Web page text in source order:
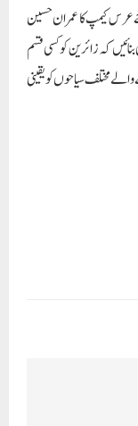
عرس کیمپ کا عمران حسین
کہ زائرین کو کسی قسم
مختلف سیاحوں کو یقینی